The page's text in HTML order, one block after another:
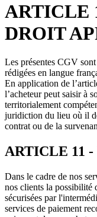
ARTICLE
DROIT
Les présentes CGV
rédigées en langue
En application de
l’acheteur peut saisir à
territorialement
juridiction du lieu où il
contrat ou de la
ARTICLE 11
Dans le cadre de nos
nos clients la possibilité
sécurisées par
services de paiement